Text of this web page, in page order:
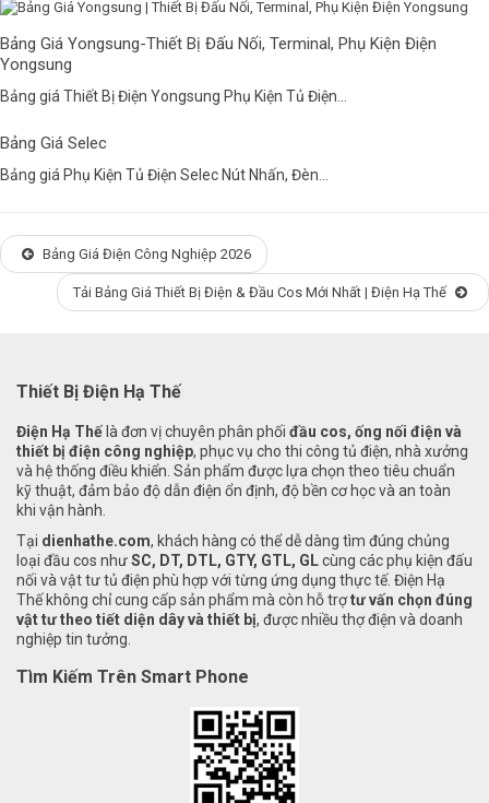
Bảng Giá Yongsung-Thiết Bị Đấu Nối, Terminal, Phụ Kiện Điện
Yongsung
Bảng giá Thiết Bị Điện Yongsung Phụ Kiện Tủ Điện...
Bảng Giá Selec
Bảng giá Phụ Kiện Tủ Điện Selec Nút Nhấn, Đèn...
Bảng Giá Điện Công Nghiệp 2026
Tải Bảng Giá Thiết Bị Điện & Đầu Cos Mới Nhất | Điện Hạ Thế
Thiết Bị Điện Hạ Thế
Điện Hạ Thế là đơn vị chuyên phân phối đầu cos, ống nối điện và
thiết bị điện công nghiệp, phục vụ cho thi công tủ điện, nhà xưởng
và hệ thống điều khiển. Sản phẩm được lựa chọn theo tiêu chuẩn
kỹ thuật, đảm bảo độ dẫn điện ổn định, độ bền cơ học và an toàn
khi vận hành.
Tại dienhathe.com, khách hàng có thể dễ dàng tìm đúng chủng
loại đầu cos nhưSC, DT, DTL, GTY, GTL, GLcùng các phụ kiện đấu
nối và vật tư tủ điện phù hợp với từng ứng dụng thực tế. Điện Hạ
Thế không chỉ cung cấp sản phẩm mà còn hỗ trợtư vấn chọn đúng
vật tư theo tiết diện dây và thiết bị, được nhiều thợ điện và doanh
nghiệp tin tưởng.
Tìm Kiếm Trên Smart Phone